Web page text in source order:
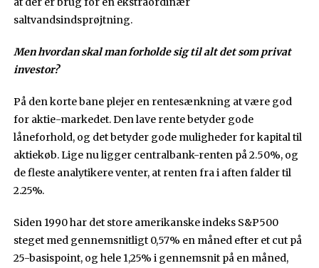
saltvandsindsprøjtning.
Men hvordan skal man forholde sig til alt det som privat
investor?
På den korte bane plejer en rentesænkning at være god
for aktie-markedet. Den lave rente betyder gode
låneforhold, og det betyder gode muligheder for kapital til
aktiekøb. Lige nu ligger centralbank-renten på 2.50%, og
de fleste analytikere venter, at renten fra i aften falder til
2.25%.
Siden 1990 har det store amerikanske indeks S&P500
steget med gennemsnitligt 0,57% en måned efter et cut på
25-basispoint, og hele 1,25% i gennemsnit på en måned,